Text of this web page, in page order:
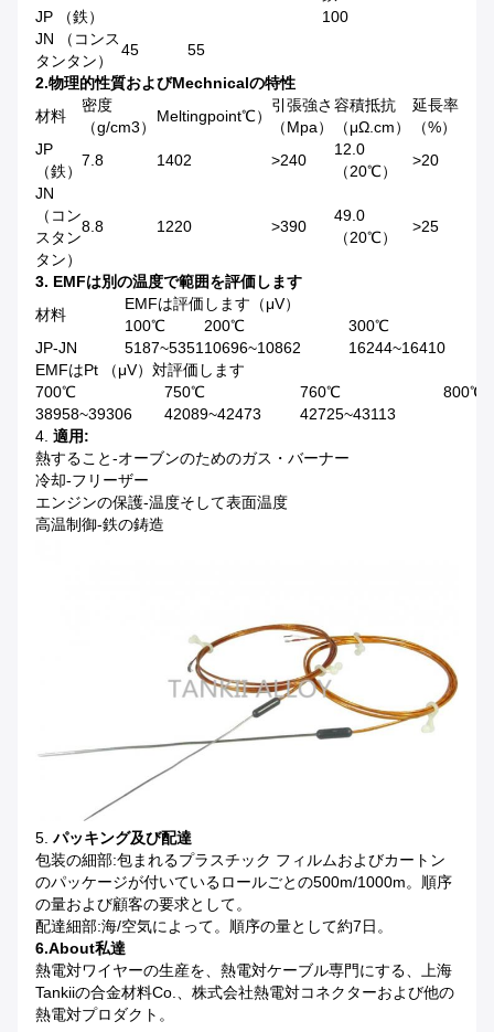
JP （鉄）
100
JN （コンス
タンタン）
45
55
2.物理的性質およびMechnicalの特性
材料
密度
（g/cm3）
Meltingpoint℃）
引張強さ
（Mpa）
容積抵抗
（μΩ.cm）
延長率
（%）
JP
（鉄）
7.8 1402 >240
12.0
（20℃）
>20
JN
（コン
スタン
タン）
8.8 1220 >390
49.0
（20℃）
>25
3. EMFは別の温度で範囲を評価します
材料
EMFは評価します（μV）
100℃
200℃ 300℃
JP-JN
5187~535110696~10862 16244~16410
EMFはPt （μV）対評価します
700℃
750℃ 760℃
800℃
38958~39306
42089~42473
42725~43113
4. 適用:
熱すること-オーブンのためのガス・バーナー
冷却-フリーザー
エンジンの保護-温度そして表面温度
高温制御-鉄の鋳造
5. パッキング及び配達
包装の細部:包まれるプラスチック フィルムおよびカートン
のパッケージが付いているロールごとの500m/1000m。順序
の量および顧客の要求として。
配達細部:海/空気によって。順序の量として約7日。
6.About私達
熱電対ワイヤーの生産を、熱電対ケーブル専門にする、上海
Tankiiの合金材料Co.、株式会社熱電対コネクターおよび他の
熱電対プロダクト。